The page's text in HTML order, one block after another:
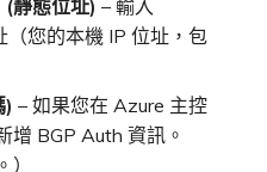
態位址) – 輸入
（您的本機 IP 位址，包
) – 如果您在 Azure 主控
增 BGP Auth 資訊。